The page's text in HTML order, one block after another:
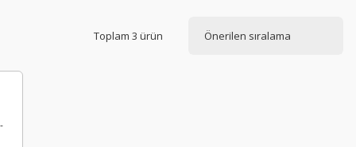
Toplam 3 ürün